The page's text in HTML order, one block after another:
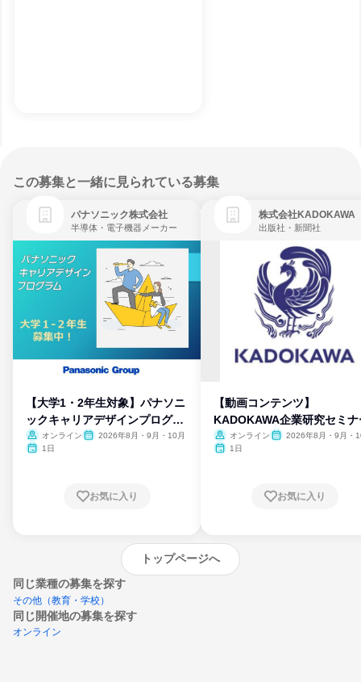
この募集と一緒に見られている募集
パナソニック株式会社
半導体・電子機器メーカー
【大学1・2年生対象】パナソニ
ックキャリアデザインプログラ
ム
オンライン
2026年8月・9月・10月
1日
お気に入り
株式会社KADOKAWA
出版社・新聞社
【動画コンテンツ】
KADOKAWA企業研究セミナ
オンライン
2026年8月・9月・
1日
お気に入り
トップページへ
同じ業種の募集を探す
その他（教育・学校）
同じ開催地の募集を探す
オンライン